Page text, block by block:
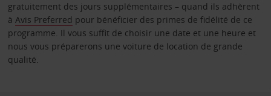
gratuitement des jours supplémentaires – quand ils adhèrent
à Avis Preferred pour bénéficier des primes de fidélité de ce
programme. Il vous suffit de choisir une date et une heure et
nous vous préparerons une voiture de location de grande
qualité.